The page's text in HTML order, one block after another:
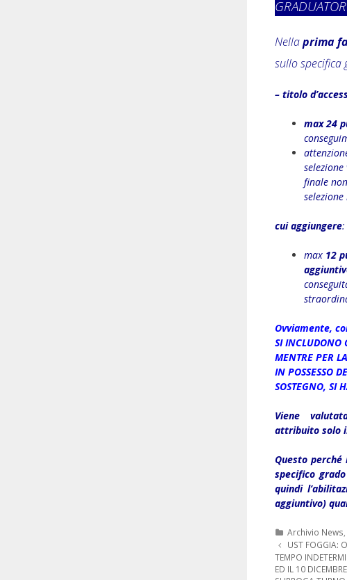
Nellaprima
sullo specifica
– titolo
max 24
finale
selezione
cui aggiungere:
max 12
Ovviamente,
SI INCLUDONO
MENTRE PER
IN POSSESSO
SOSTEGNO, SI
Viene
attribuito solo
Questo perché
specifico
quindi
aggiuntivo)
Categorie
Archivio News,
Navigazione
articolo
UST FOGGIA:
TEMPO
ED IL 10